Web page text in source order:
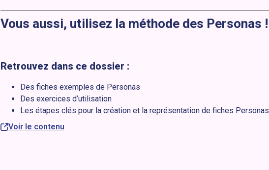
Vous aussi, utilisez la méthode des Personas !
Retrouvez dans ce dossier :
Des fiches exemples de Personas
Des exercices d’utilisation
Les étapes clés pour la création et la représentation de fiches Personas
Voir le contenu